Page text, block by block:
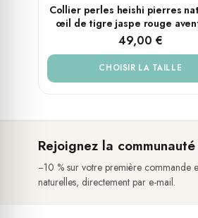
Symbolique de la pierre
est l'une des pierres
associe une énergie de
Chaque perle heishi présente
Un bijou pour tous les jours
PLUSIEURS TAILLES
Collier perles heishi pierres
œil de tigre jaspe rouge
jaune
49,00 €
CHOISIR LA TAILLE
Rejoignez la
−10 % sur votre première commande
naturelles, directement par e-mail.